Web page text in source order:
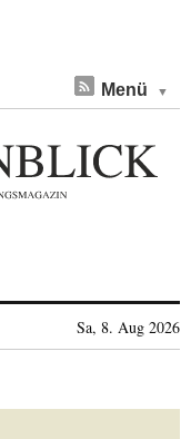
Menü
Sa, 8. Aug 2026